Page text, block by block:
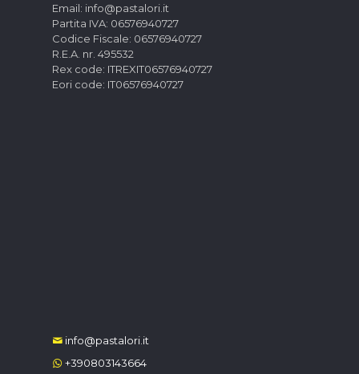
Email: info@pastalori.it
Partita IVA: 06576940727
Codice Fiscale: 06576940727
R.E.A. nr. 495532
Rex code: ITREXIT06576940727
Eori code: IT06576940727
info@pastalori.it
+390803143664